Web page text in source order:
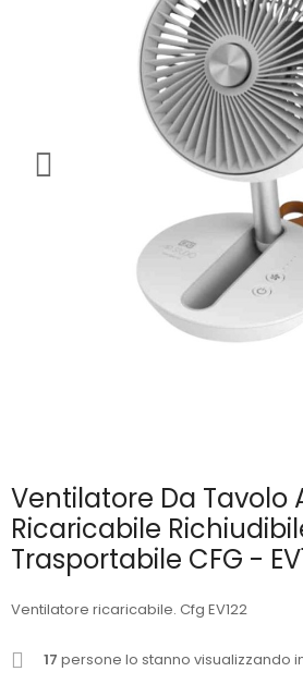
Ventilatore Da Tavolo
Ricaricabile
Trasportabile CFG -
Ventilatore ricaricabile. Cfg EV122
17 persone lo stanno visualizzando